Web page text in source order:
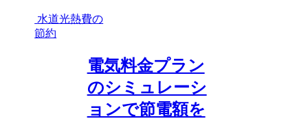
水道光熱費の
節約
電気料金プラン
のシミュレーシ
ョンで節電額を